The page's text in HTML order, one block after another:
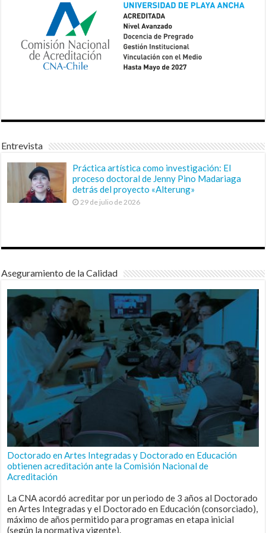
Entrevista
Práctica artística como investigación: El
proceso doctoral de Jenny Pino Madariaga
detrás del proyecto «Alterung»
29 de julio de 2026
Aseguramiento de la Calidad
Doctorado en Artes Integradas y Doctorado en Educación
obtienen acreditación ante la Comisión Nacional de
Acreditación
La CNA acordó acreditar por un periodo de 3 años al Doctorado
en Artes Integradas y el Doctorado en Educación (consorciado),
máximo de años permitido para programas en etapa inicial
(según la normativa vigente).